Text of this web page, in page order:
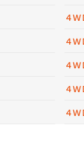
４
４
４
４
４